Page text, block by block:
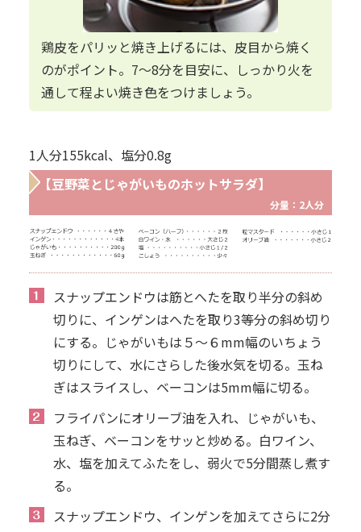
鶏皮をパリッと焼き上げるには、皮目から焼く
のがポイント。7～8分を目安に、しっかり火を
通して程よい焼き色をつけましょう。
1人分155kcal、塩分0.8g
【豆野菜とじゃがいものホットサラダ】
分量：2人分
スナップエンドウは筋とへたを取り半分の斜め
切りに、インゲンはへたを取り3等分の斜め切り
にする。じゃがいもは５～６mm幅のいちょう
切りにして、水にさらした後水気を切る。玉ね
ぎはスライスし、ベーコンは5mm幅に切る。
フライパンにオリーブ油を入れ、じゃがいも、
玉ねぎ、ベーコンをサッと炒める。白ワイン、
水、塩を加えてふたをし、弱火で5分間蒸し煮す
る。
スナップエンドウ、インゲンを加えてさらに2分